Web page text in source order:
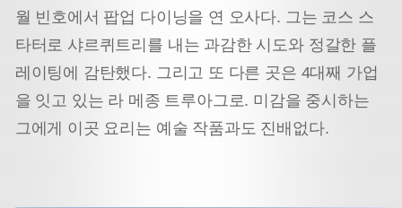
월 빈호에서 팝업 다이닝을 연 오사다. 그는 코스 스
타터로 샤르퀴트리를 내는 과감한 시도와 정갈한 플
레이팅에 감탄했다. 그리고 또 다른 곳은 4대째 가업
을 잇고 있는 라 메종 트루아그로. 미감을 중시하는
그에게 이곳 요리는 예술 작품과도 진배없다.